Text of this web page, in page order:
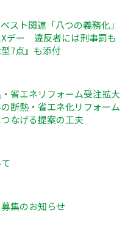
スト関連「八つの義務化」
デー 違反者には刑事罰も
7点』も添付
省エネリフォーム受注拡大
断熱・省エネ化リフォーム
なげる提案の工夫
集のお知らせ